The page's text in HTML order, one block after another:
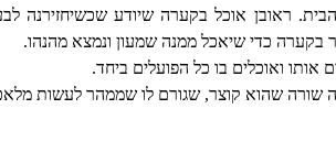
ראובן אוכל בקערה שיודע שכשיחזירנה
בקערה כדי שיאכל ממנה שמעון ונמצא מהנהו.
אותו ואוכלים בו כל הפועלים ביחד.
שורה שהוא קוצר, שגורם לו שממהר לעשות